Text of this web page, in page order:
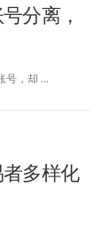
分离，
号，却 …
多样化